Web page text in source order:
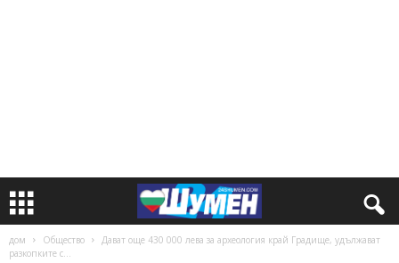
дом Общество
Дават още 430 000 лева за археология край Градище, удължават
разкопките с...